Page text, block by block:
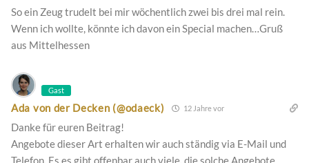
So ein Zeug trudelt bei mir wöchentlich zwei bis drei mal rein.
Wenn ich wollte, könnte ich davon ein Special machen…Gruß
aus Mittelhessen
Gast
Ada von der Decken (@odaeck) 12 Jahre vor
Danke für euren Beitrag!
Angebote dieser Art erhalten wir auch ständig via E-Mail und
Telefon. Es es gibt offenbar auch viele, die solche Angebote